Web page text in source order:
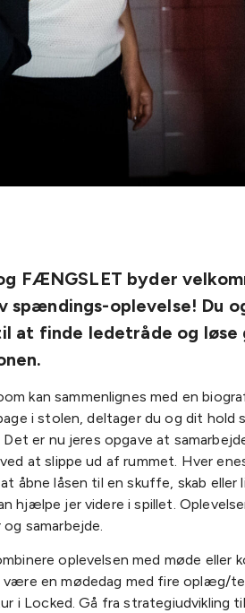
FÆNGSLET byder
spændings-oplevelse! Du
at finde ledetråde og løse
kan sammenlignes med en
i stolen, deltager du og dit hold
er nu jeres opgave at
at slippe ud af rummet. Hver
åbne låsen til en skuffe, skab eller
hjælpe jer videre i spillet.
samarbejde.
oplevelsen med møde eller
være en mødedag med fire oplæg/
i Locked. Gå fra strategiudvikling